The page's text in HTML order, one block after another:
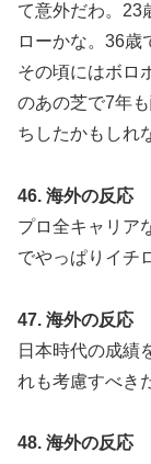
て意外だわ。23
ローかな。36歳
その頃にはボロ
のあの芝で7年
ちしたかもしれ
46. 海外の反応
プロ全キャリア
でやっぱりイチ
47. 海外の反応
日本時代の成績
れも考慮すべき
48. 海外の反応